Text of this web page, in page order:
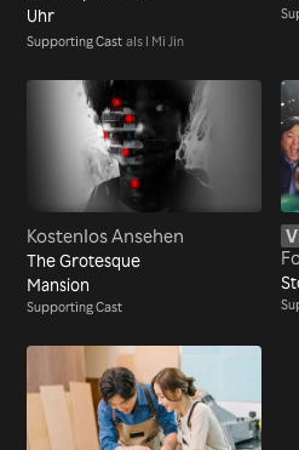
Uhr
Supporting Cast als I Mi Jin
Kostenlos Ansehen
The Grotesque
Mansion
Supporting Cast